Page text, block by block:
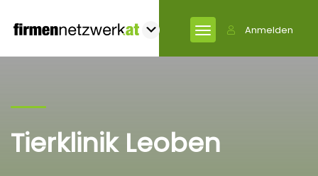
Anmelden
Tierklinik Leoben